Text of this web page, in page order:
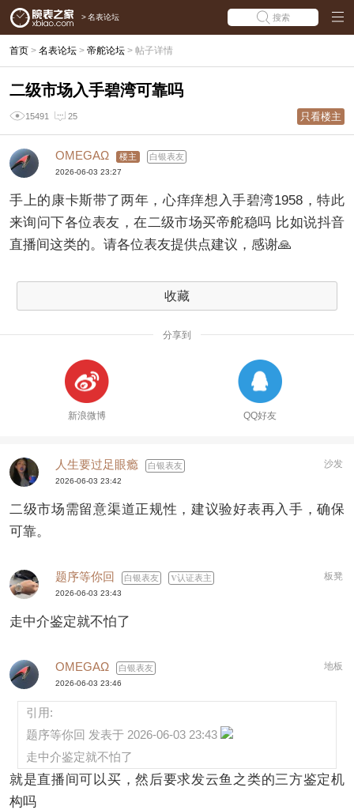
> 名表论坛 搜索
首页 > 名表论坛 > 帝舵论坛 > 帖子详情
二级市场入手碧湾可靠吗
15491 25 只看楼主
OMEGAΩ 楼主 白银表友
2026-06-03 23:27
手上的康卡斯带了两年，心痒痒想入手碧湾1958，特此
来询问下各位表友，在二级市场买帝舵稳吗 比如说抖音
直播间这类的。请各位表友提供点建议，感谢🙏
收藏
分享到
新浪微博 QQ好友
人生要过足眼瘾 白银表友 沙发
2026-06-03 23:42
二级市场需留意渠道正规性，建议验好表再入手，确保
可靠。
题序等你回 白银表友 认证表主 板凳
2026-06-03 23:43
走中介鉴定就不怕了
OMEGAΩ 白银表友 地板
2026-06-03 23:46
引用:
题序等你回 发表于 2026-06-03 23:43
走中介鉴定就不怕了
就是直播间可以买，然后要求发云鱼之类的三方鉴定机
构吗